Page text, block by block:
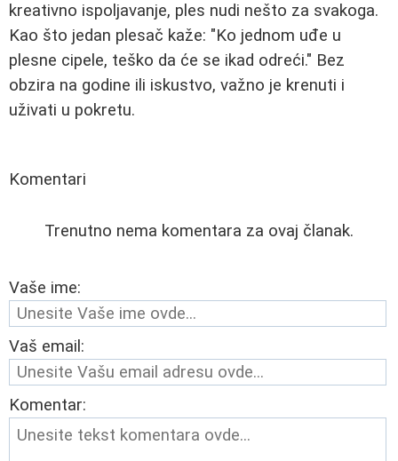
kreativno ispoljavanje, ples nudi nešto za svakoga.
Kao što jedan plesač kaže: "Ko jednom uđe u
plesne cipele, teško da će se ikad odreći." Bez
obzira na godine ili iskustvo, važno je krenuti i
uživati u pokretu.
Komentari
Trenutno nema komentara za ovaj članak.
Vaše ime:
Vaš email:
Komentar: